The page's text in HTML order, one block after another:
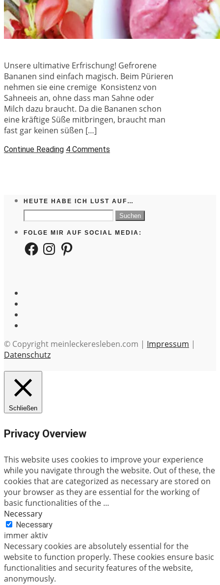
Unsere ultimative Erfrischung! Gefrorene
Bananen sind einfach magisch. Beim Pürieren
nehmen sie eine cremige Konsistenz von
Sahneeis an, ohne dass man Sahne oder
Milch dazu braucht. Da die Bananen schon
eine kräftige Süße mitbringen, braucht man
fast gar keinen süßen […]
Continue Reading 4 Comments
HEUTE HABE ICH LUST AUF…
Suchen
nach:
FOLGE MIR AUF SOCIAL MEDIA:
FacebookInstagramPinterest
© Copyright meinleckeresleben.com | Impressum |
Datenschutz
Schließen
Privacy Overview
This website uses cookies to improve your experience
while you navigate through the website. Out of these, the
cookies that are categorized as necessary are stored on
your browser as they are essential for the working of
basic functionalities of the ...
Necessary
Necessary
immer aktiv
Necessary cookies are absolutely essential for the
website to function properly. These cookies ensure basic
functionalities and security features of the website,
anonymously.